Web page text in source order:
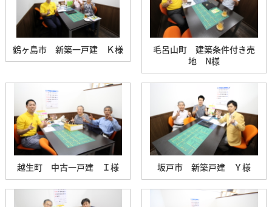
鶴ヶ島市 新築一戸建 Ｋ様
毛呂山町 建築条件付き売
地 N様
越生町 中古一戸建 Ｉ様 坂戸市 新築戸建 Ｙ様